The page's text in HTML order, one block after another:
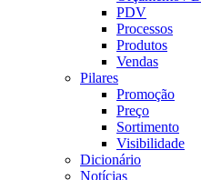
PDV
Processos
Produtos
Vendas
Pilares
Promoção
Preço
Sortimento
Visibilidade
Dicionário
Notícias